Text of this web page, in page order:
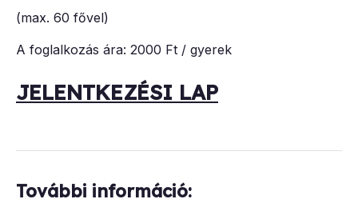
(max. 60 fővel)
A foglalkozás ára: 2000 Ft / gyerek
JELENTKEZÉSI LAP
További információ: